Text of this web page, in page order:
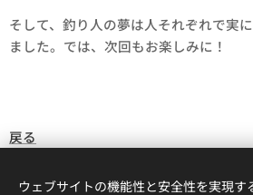
そして、釣り人の夢は人それぞれで実
ました。では、次回もお楽しみに！
戻る
ウェブサイトの機能性と安全性を実現